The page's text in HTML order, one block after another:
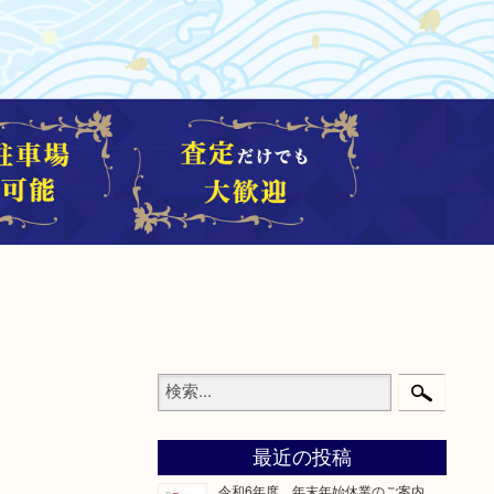
最近の投稿
令和6年度 年末年始休業のご案内